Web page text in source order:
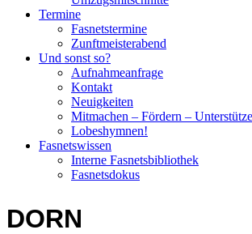
Termine
Fasnetstermine
Zunftmeisterabend
Und sonst so?
Aufnahmeanfrage
Kontakt
Neuigkeiten
Mitmachen – Fördern –
Lobeshymnen!
Fasnetswissen
Interne Fasnetsbibliothek
Fasnetsdokus
DORN